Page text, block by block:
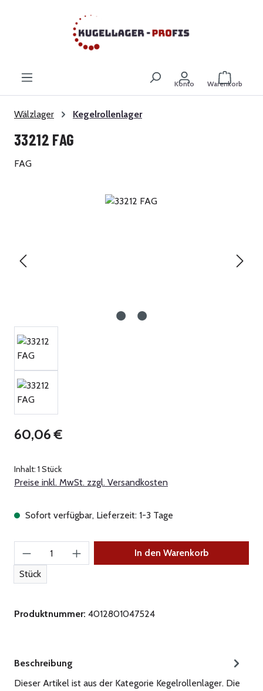
Zum Hauptinhalt springen
Konto Warenkorb
Wälzlager Kegelrollenlager
33212 FAG
FAG
Bildergalerie überspringen
Regulärer Preis:
60,06 €
Inhalt: 1 Stück
Preise inkl. MwSt. zzgl. Versandkosten
Sofort verfügbar, Lieferzeit: 1-3 Tage
Produkt Anzahl: Gib den gewünschten Wert
Stück
In den Warenkorb
Produktnummer: 4012801047524
Beschreibung
Dieser Artikel ist aus der Kategorie Kegelrollenlager. Die